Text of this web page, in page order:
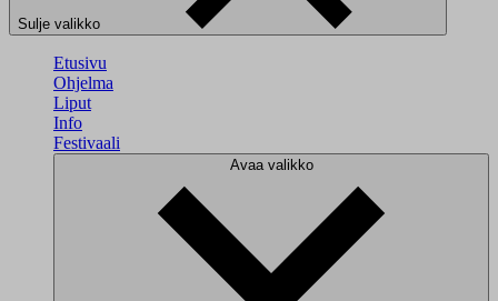
Sulje valikko
Etusivu
Ohjelma
Liput
Info
Festivaali
Avaa valikko